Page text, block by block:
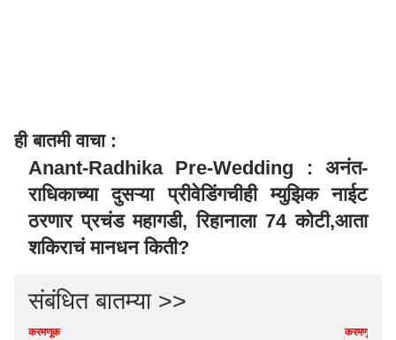
ही बातमी वाचा :
Anant-Radhika Pre-Wedding : अनंत-
राधिकाच्या दुसऱ्या प्रीवेडिंगचीही म्युझिक नाईट
ठरणार प्रचंड महागडी, रिहानाला 74 कोटी,आता
शकिराचं मानधन किती?
संबंधित बातम्या >>
करमणूक करमणूक